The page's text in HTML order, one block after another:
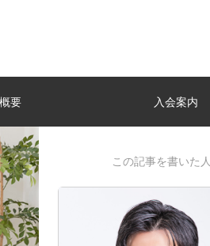
要 入会案内
この記事を書いた人